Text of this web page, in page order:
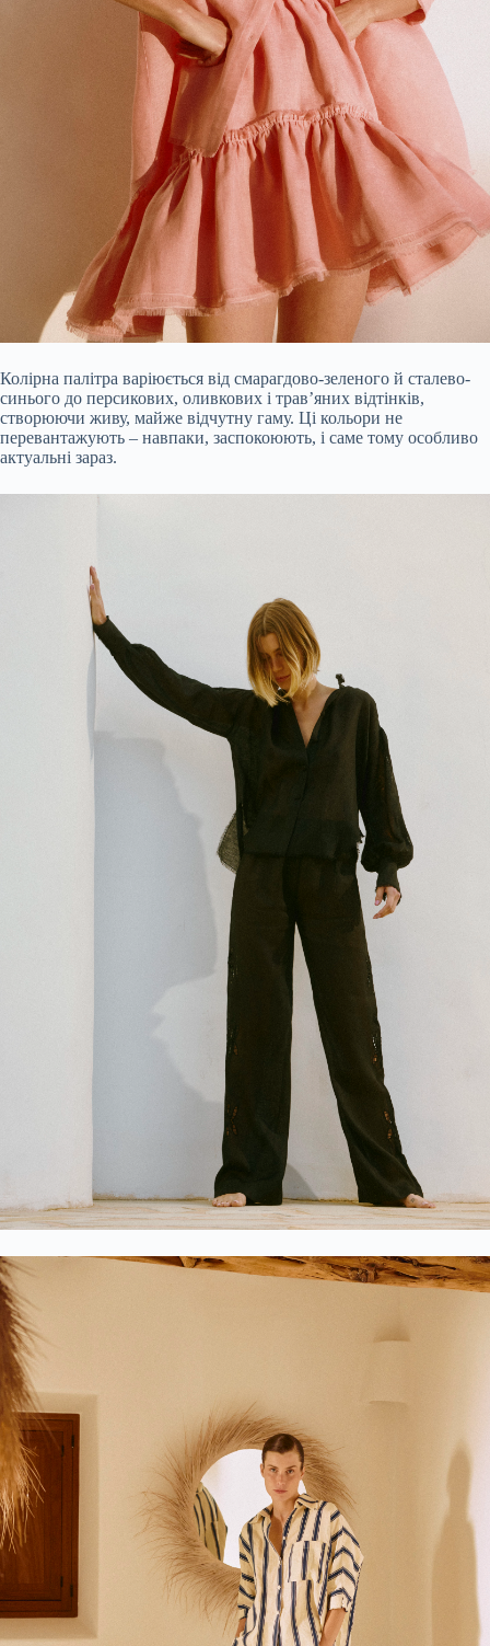
Колірна палітра варіюється від смарагдово-зеленого й сталево-
синього до персикових, оливкових і трав’яних відтінків,
створюючи живу, майже відчутну гаму. Ці кольори не
перевантажують – навпаки, заспокоюють, і саме тому особливо
актуальні зараз.